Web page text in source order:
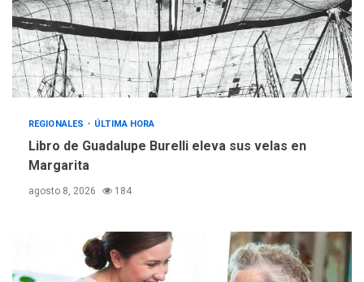
REGIONALES ÚLTIMA HORA
Libro de Guadalupe Burelli eleva sus velas en
Margarita
agosto 8, 2026 184